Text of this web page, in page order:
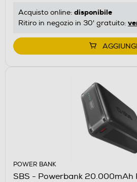
Acquisto online: disponibile
Ritiro in negozio in 30' gratuito:
AGGIUNGI
POWER BANK
SBS - Powerbank 20.000mAh